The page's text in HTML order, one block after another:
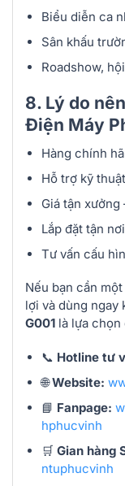
Biểu diễn ca
Sân khấu
Roadshow,
8. Lý do
Điện Máy
Hàng chính
Hỗ trợ kỹ
Giá tận
Lắp đặt tận nơi
Tư vấn cấu
Nếu bạn cần
lợi và dùng ngay
G001 là lựa chọn
📞 Hotline tư
🌐Website:
📘 Fanpage:
hphucvinh
🛒 Gian hàng
ntuphucvinh